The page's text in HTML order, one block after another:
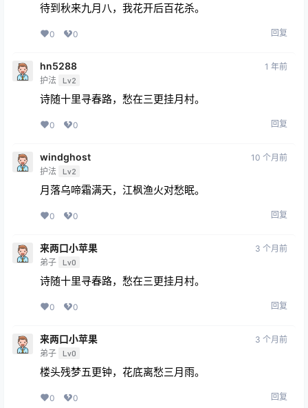
待到秋来九月八，我花开后百花杀。
0 0 回复
hn5288
护法 Lv2
1 年前
诗随十里寻春路，愁在三更挂月村。
0 0 回复
windghost
护法 Lv2
10 个月前
月落乌啼霜满天，江枫渔火对愁眠。
0 0 回复
来两口小苹果
弟子 Lv0
3 个月前
诗随十里寻春路，愁在三更挂月村。
0 0 回复
来两口小苹果
弟子 Lv0
3 个月前
楼头残梦五更钟，花底离愁三月雨。
0 0 回复